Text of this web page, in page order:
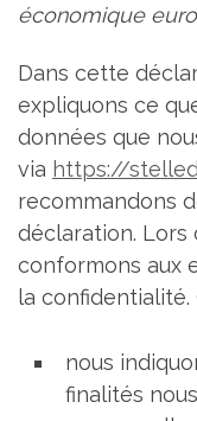
économique
Dans cette
expliquons ce
données que
via https://
recommandons
déclaration. Lors
conformons aux
la confidentialité.
nous
finalités